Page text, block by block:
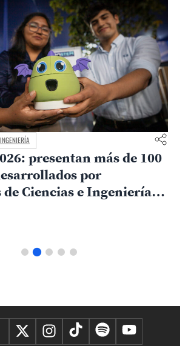
Académico de
conmemora 60 años de
investigación y la